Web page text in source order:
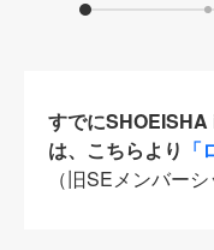
すでに
は、こちらより
（旧SEメンバー